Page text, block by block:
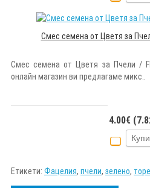
Смес семена от Цветя за
Смес семена от Цветя за Пчели /
онлайн магазин ви предлагаме микс..
4.00€
Купи
Етикети: Фацелия, пчели, зелено,